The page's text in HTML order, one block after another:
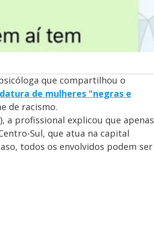
que compartilhou o
de mulheres "negras e
de racismo.
a profissional explicou que apenas
Sul, que atua na capital
todos os envolvidos podem ser